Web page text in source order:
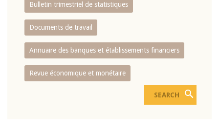
Bulletin trimestriel de statistiques
Documents de travail
Annuaire des banques et établissements financiers
Revue économique et monétaire